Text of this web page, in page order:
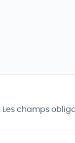
Les champs